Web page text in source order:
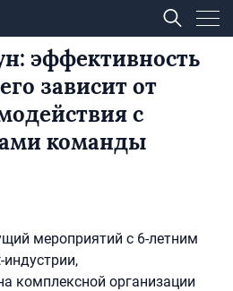
эффективность
зависит от
с
команды
мероприятий с 6-летним
комплексной организации